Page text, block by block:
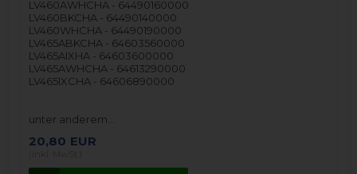
LV460AWHCHA - 64490160000
LV460BKCHA - 64490140000
LV460WHCHA - 64490190000
LV465ABKCHA - 64603560000
LV465AIXHA - 64603600000
LV465AWHCHA - 64613290000
LV465IXCHA - 64606890000
unter anderem…
20,80 EUR